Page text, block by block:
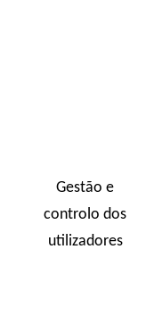
Gestão e
controlo dos
utilizadores